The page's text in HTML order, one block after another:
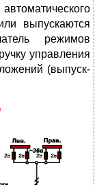
выпускаются
режимов
управления
(выпуск-